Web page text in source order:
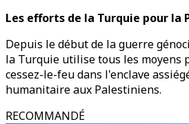
Les efforts de la Turquie pour la
Depuis le début de la guerre
la Turquie utilise tous les moyens
cessez-le-feu dans l'enclave
humanitaire aux Palestiniens.
RECOMMANDÉ